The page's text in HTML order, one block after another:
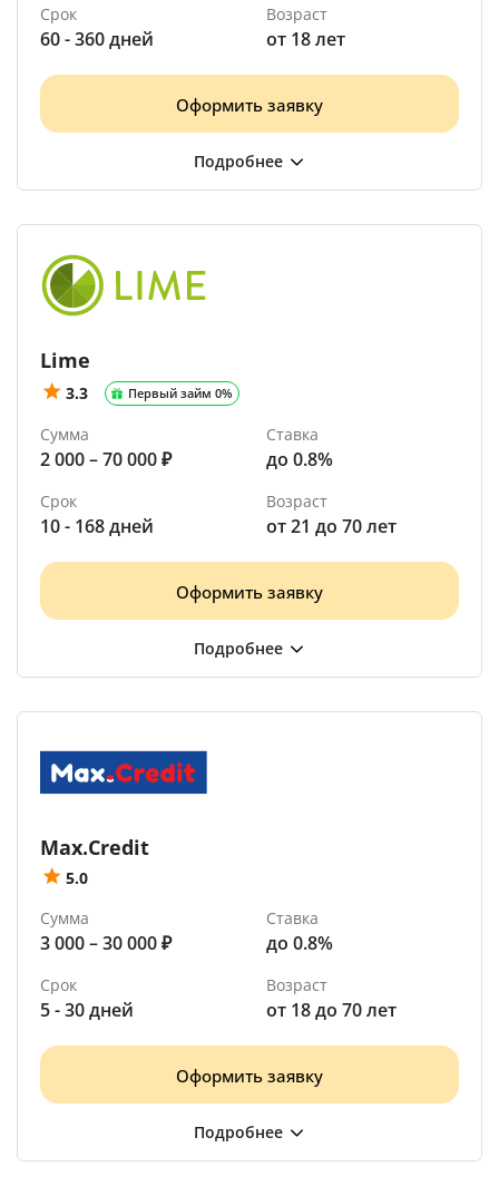
Срок
60 - 360 дней
Возраст
от 18 лет
Оформить заявку
Lime
3.3 Первый займ 0%
Сумма
2 000 – 70 000 ₽
Ставка
до 0.8%
Срок
10 - 168 дней
Возраст
от 21 до 70 лет
Оформить заявку
Max.Credit
5.0
Сумма
3 000 – 30 000 ₽
Ставка
до 0.8%
Срок
5 - 30 дней
Возраст
от 18 до 70 лет
Оформить заявку